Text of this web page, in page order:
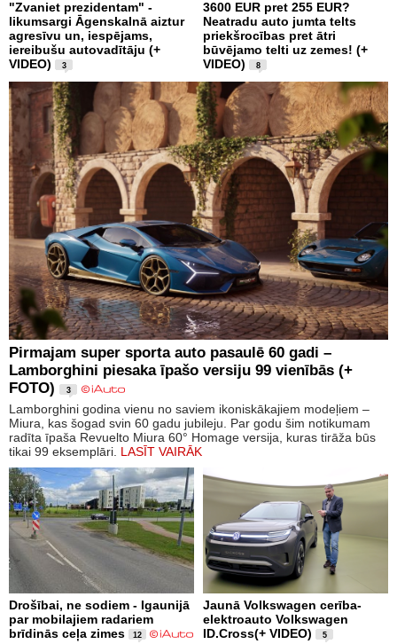
"Zvaniet prezidentam" -
likumsargi Āgenskalnā aiztur
agresīvu un, iespējams,
iereibušu autovadītāju (+
VIDEO)
3
3600 EUR pret 255 EUR?
Neatradu auto jumta telts
priekšrocības pret ātri
būvējamo telti uz zemes! (+
VIDEO)
8
Pirmajam super sporta auto pasaulē 60 gadi –
Lamborghini piesaka īpašo versiju 99 vienībās (+
FOTO)
3
Lamborghini godina vienu no saviem ikoniskākajiem modeļiem –
Miura, kas šogad svin 60 gadu jubileju. Par godu šim notikumam
radīta īpaša Revuelto Miura 60° Homage versija, kuras tirāža būs
tikai 99 eksemplāri. LASĪT VAIRĀK
Drošībai, ne sodiem - Igaunijā
par mobilajiem radariem
brīdinās ceļa zimes
12
Jaunā Volkswagen cerība-
elektroauto Volkswagen
ID.Cross(+ VIDEO)
5